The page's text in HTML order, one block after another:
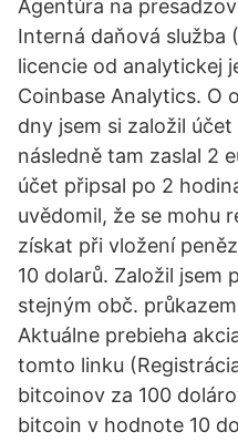
Agentúra na
Interná daňová služba
licencie od analytickej
Coinbase Analytics. O
dny jsem si založil
následně tam zaslal 2
účet připsal po 2
uvědomil, že se mohu
získat při vložení
10 dolarů. Založil jsem
stejným obč.
Aktuálne prebieha
tomto linku
bitcoinov za 100
bitcoin v hodnote 10